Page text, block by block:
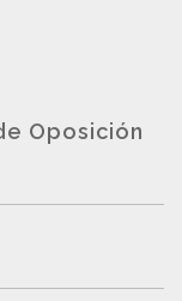
Oposición